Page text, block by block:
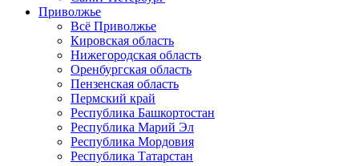
Приволжье
Всё Приволжье
Кировская область
Нижегородская область
Оренбургская область
Пензенская область
Пермский край
Республика Башкортостан
Республика Марий Эл
Республика Мордовия
Республика Татарстан